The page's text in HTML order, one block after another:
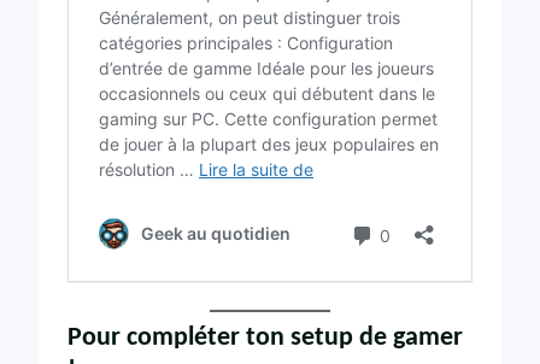
Pour compléter ton setup de gamer